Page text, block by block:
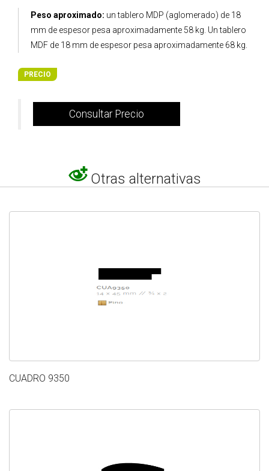
Peso aproximado: un tablero MDP (aglomerado) de 18
mm de espesor pesa aproximadamente 58 kg. Un tablero
MDF de 18 mm de espesor pesa aproximadamente 68 kg.
PRECIO
Consultar Precio
Otras alternativas
CUADRO 9350